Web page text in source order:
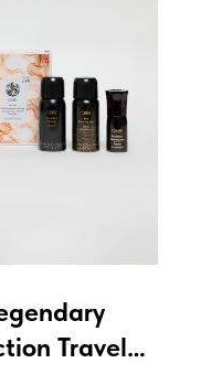
Travel